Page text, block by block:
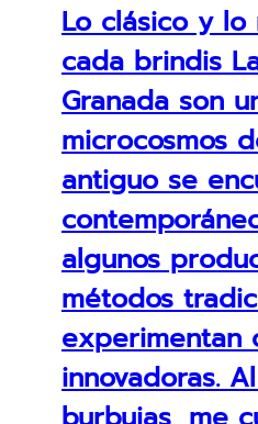
Lo clásico y lo
cada brindis
Granada son
microcosmos
antiguo se
algunos
métodos
experimentan
innovadoras.